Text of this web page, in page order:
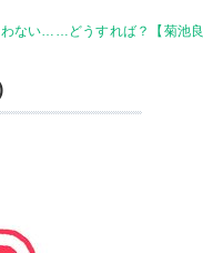
ない……どうすれば？【菊池良